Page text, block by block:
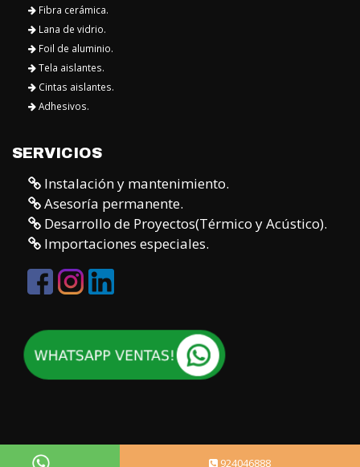
Fibra cerámica.
Lana de vidrio.
Foil de aluminio.
Tela aislantes.
Cintas aislantes.
Adhesivos.
SERVICIOS
Instalación y mantenimiento.
Asesoría permanente.
Desarrollo de Proyectos(Térmico y Acústico).
Importaciones especiales.
924046888